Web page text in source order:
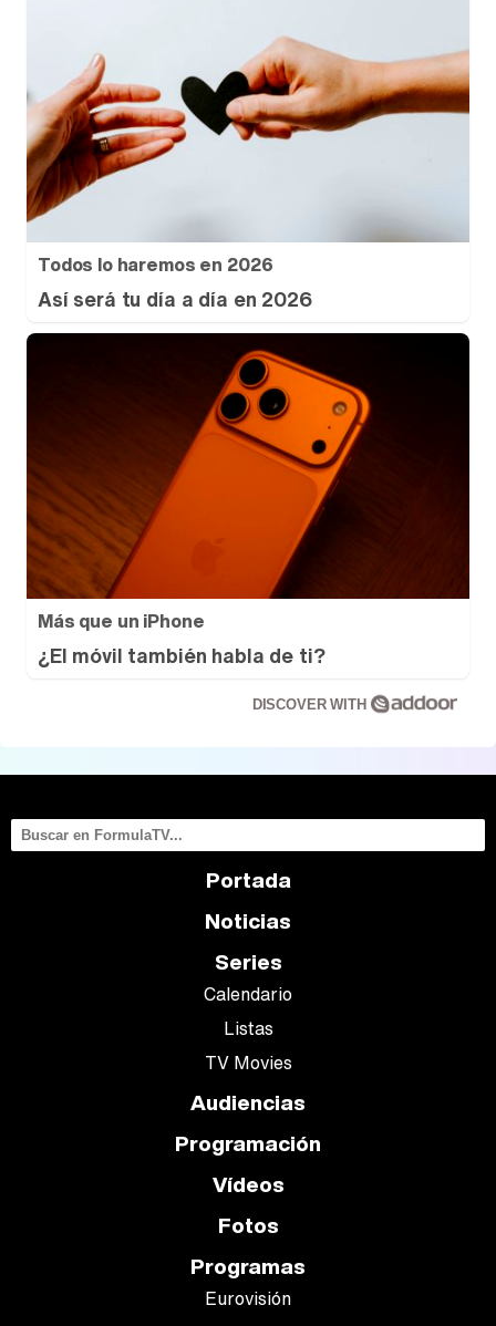
Todos lo haremos en 2026
Así será tu día a día en 2026
Más que un iPhone
¿El móvil también habla de ti?
DISCOVER WITH
Portada
Noticias
Series
Calendario
Listas
TV Movies
Audiencias
Programación
Vídeos
Fotos
Programas
Eurovisión